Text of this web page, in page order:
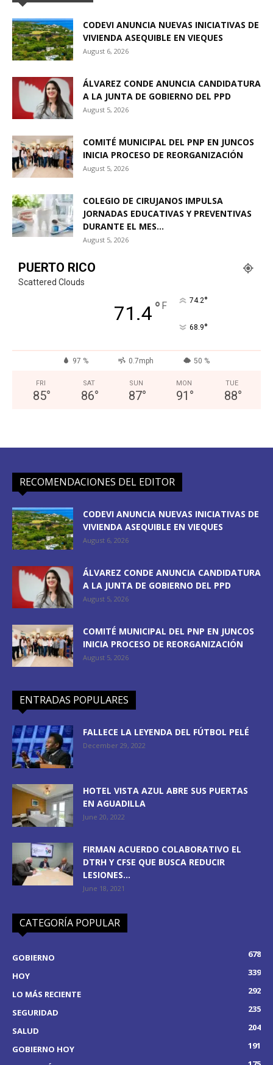
CODEVI ANUNCIA NUEVAS INICIATIVAS DE
VIVIENDA ASEQUIBLE EN VIEQUES
August 6, 2026
ÁLVAREZ CONDE ANUNCIA CANDIDATURA
A LA JUNTA DE GOBIERNO DEL PPD
August 5, 2026
COMITÉ MUNICIPAL DEL PNP EN JUNCOS
INICIA PROCESO DE REORGANIZACIÓN
August 5, 2026
COLEGIO DE CIRUJANOS IMPULSA
JORNADAS EDUCATIVAS Y PREVENTIVAS
DURANTE EL MES...
August 5, 2026
PUERTO RICO
Scattered Clouds
71.4° F 74.2°
68.9°
97 % 0.7mph 50 %
FRI
85°
SAT
86°
SUN
87°
MON
91 °
TUE
88°
RECOMENDACIONES DEL EDITOR
CODEVI ANUNCIA NUEVAS INICIATIVAS DE
VIVIENDA ASEQUIBLE EN VIEQUES
August 6, 2026
ÁLVAREZ CONDE ANUNCIA CANDIDATURA
A LA JUNTA DE GOBIERNO DEL PPD
August 5, 2026
COMITÉ MUNICIPAL DEL PNP EN JUNCOS
INICIA PROCESO DE REORGANIZACIÓN
August 5, 2026
ENTRADAS POPULARES
FALLECE LA LEYENDA DEL FÚTBOL PELÉ
December 29, 2022
HOTEL VISTA AZUL ABRE SUS PUERTAS
EN AGUADILLA
June 20, 2022
FIRMAN ACUERDO COLABORATIVO EL
DTRH Y CFSE QUE BUSCA REDUCIR
LESIONES...
June 18, 2021
CATEGORÍA POPULAR
GOBIERNO
678
HOY
339
LO MÁS RECIENTE
292
SEGURIDAD
235
SALUD
204
GOBIERNO HOY
191